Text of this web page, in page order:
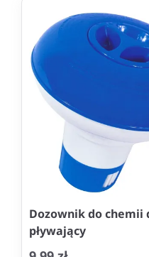
Dozownik do chemii
pływający